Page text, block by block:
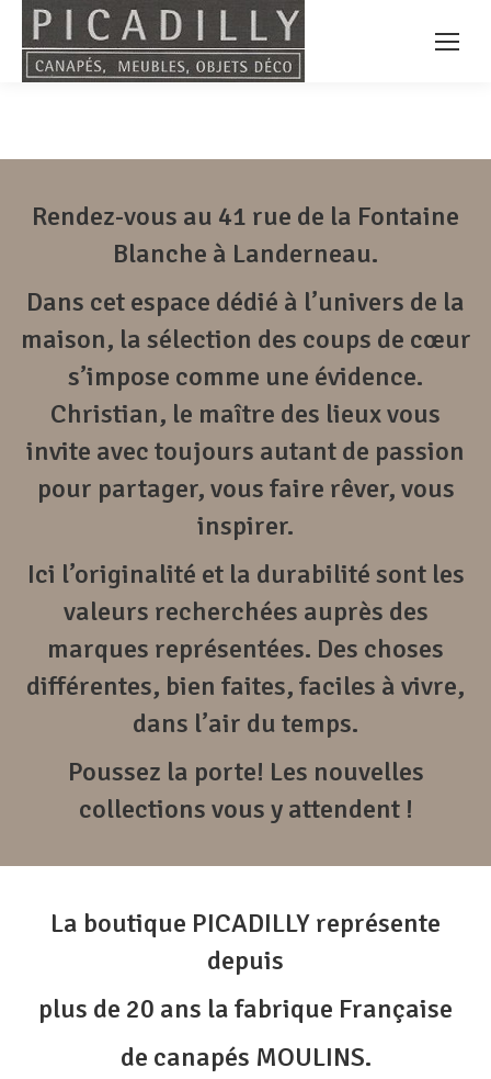
Rendez-vous au 41 rue de la Fontaine
Blanche à Landerneau.
Dans cet espace dédié à l’univers de la
maison, la sélection des coups de cœur
s’impose comme une évidence.
Christian, le maître des lieux vous
invite avec toujours autant de passion
pour partager, vous faire rêver, vous
inspirer.
Ici l’originalité et la durabilité sont les
valeurs recherchées auprès des
marques représentées. Des choses
différentes, bien faites, faciles à vivre,
dans l’air du temps.
Poussez la porte! Les nouvelles
collections vous y attendent !
La boutique PICADILLY représente
depuis
plus de 20 ans la fabrique Française
de canapés MOULINS.